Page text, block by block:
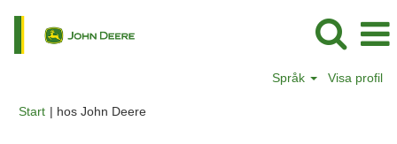
Språk Visa profil
Start | hos John Deere(aktuell